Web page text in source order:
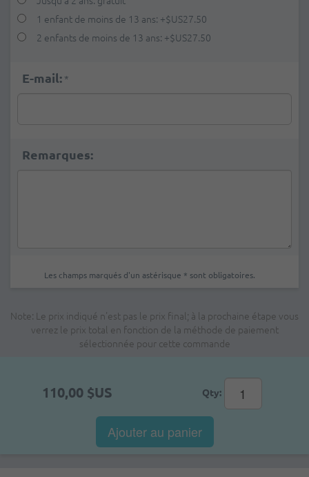
1 enfant de moins de 13 ans: +$US27.50
2 enfants de moins de 13 ans: +$US27.50
E-mail: *
Remarques:
Les champs marqués d'un astérisque * sont obligatoires.
Note: Le prix indiqué n'est pas le prix final; à la prochaine étape vous
verrez le prix total en fonction de la méthode de paiement
sélectionnée pour cette commande
110,00 $US Qty:
Ajouter au panier